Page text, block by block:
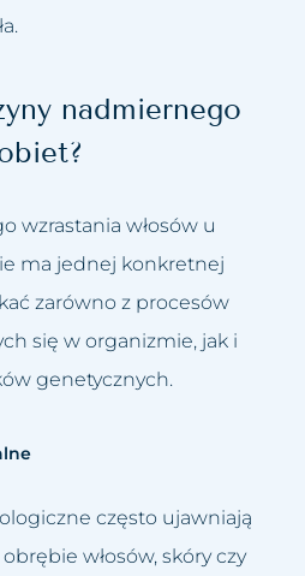
skóra głowy
włosy
skóry
głowy
tłuszczowej
i
i cieni pod
intymnych
nadmiernego
wzrastania włosów u
ma jednej konkretnej
zarówno z procesów
się w organizmie, jak i
genetycznych.
często ujawniają
włosów, skóry czy